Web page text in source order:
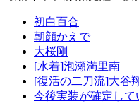
初白百合
朝顔かえで
大桜剛
[水着]泡瀬満里南
[復活の二刀流]大谷
今後実装が確定し